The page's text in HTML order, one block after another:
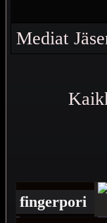
Mediat
fingerpori